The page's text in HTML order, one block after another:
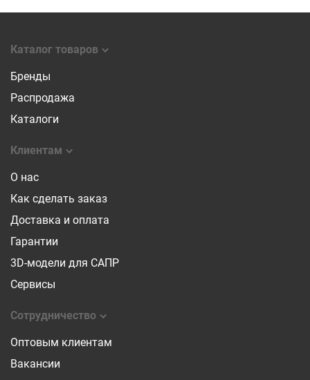
Каталог товаров
Бренды
Распродажа
Каталоги
Клиентам
О нас
Как сделать заказ
Доставка и оплата
Гарантии
3D-модели для САПР
Сервисы
Сотрудничество
Оптовым клиентам
Вакансии